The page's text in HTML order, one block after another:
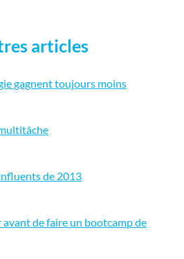
articles
gagnent toujours moins
de 2013
de faire un bootcamp de